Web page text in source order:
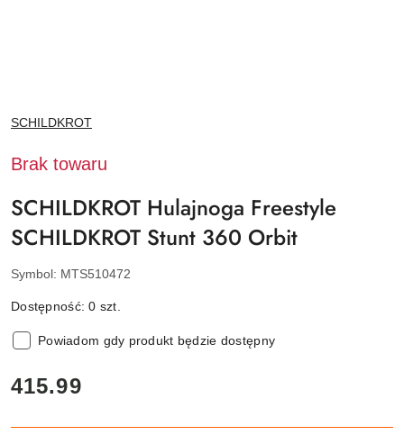
NAZWA
PRODUCENTA:
SCHILDKROT
Brak towaru
SCHILDKROT Hulajnoga Freestyle
SCHILDKROT Stunt 360 Orbit
Symbol: MTS510472
Dostępność:0 szt.
Powiadom gdy produkt będzie dostępny
cena:
415.99